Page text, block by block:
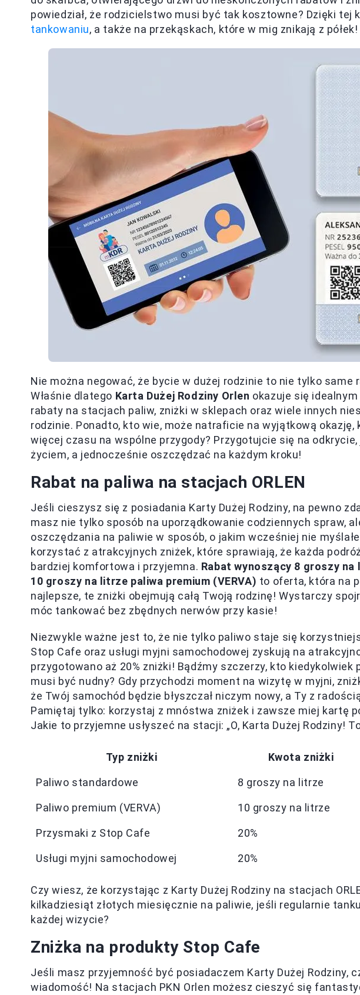
powiedział, że rodzicielstwo musi być tak kosztowne? Dzięki tej
tankowaniu, a także na przekąskach, które w mig znikają z półek!
Nie można negować, że bycie w dużej rodzinie to nie tylko
Właśnie dlatego Karta Dużej Rodziny Orlen okazuje się
rabaty na stacjach paliw, zniżki w sklepach oraz wiele innych
rodzinie. Ponadto, kto wie, może natraficie na wyjątkową
więcej czasu na wspólne przygody? Przygotujcie się na
życiem, a jednocześnie oszczędzać na każdym kroku!
Rabat na paliwa na stacjach ORLEN
Jeśli cieszysz się z posiadania Karty Dużej Rodziny, na pewno
masz nie tylko sposób na uporządkowanie codziennych spraw,
oszczędzania na paliwie w sposób, o jakim wcześniej nie
korzystać z atrakcyjnych zniżek, które sprawiają, że każda
bardziej komfortowa i przyjemna. Rabat wynoszący 8 groszy
10 groszy na litrze paliwa premium (VERVA) to oferta, która na
najlepsze, te zniżki obejmują całą Twoją rodzinę! Wystarczy
móc tankować bez zbędnych nerwów przy kasie!
Niezwykle ważne jest to, że nie tylko paliwo staje się
Stop Cafe oraz usługi myjni samochodowej zyskują na
przygotowano aż 20% zniżki! Bądźmy szczerzy, kto kiedykolwiek
musi być nudny? Gdy przychodzi moment na wizytę w myjni,
że Twój samochód będzie błyszczał niczym nowy, a Ty z
Pamiętaj tylko: korzystaj z mnóstwa zniżek i zawsze miej kartę
Jakie to przyjemne usłyszeć na stacji: „O, Karta Dużej Rodziny!
Typ zniżki Kwota zniżki
Paliwo standardowe 8 groszy na litrze
Paliwo premium (VERVA) 10 groszy na litrze
Przysmaki z Stop Cafe 20%
Usługi myjni samochodowej 20%
Czy wiesz, że korzystając z Karty Dużej Rodziny na stacjach
kilkadziesiąt złotych miesięcznie na paliwie, jeśli regularnie
każdej wizycie?
Zniżka na produkty Stop Cafe
Jeśli masz przyjemność być posiadaczem Karty Dużej Rodziny,
wiadomość! Na stacjach PKN Orlen możesz cieszyć się